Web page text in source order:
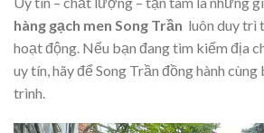
hàng gạch men Song Trần luôn duy trì
hoạt động. Nếu bạn đang tìm kiếm địa
uy tín, hãy để Song Trần đồng hành
trình.